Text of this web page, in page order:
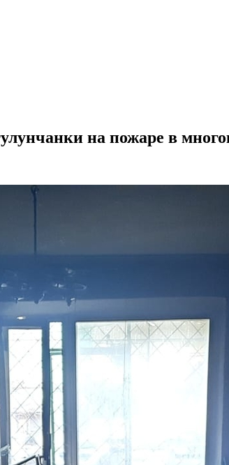
на пожаре в